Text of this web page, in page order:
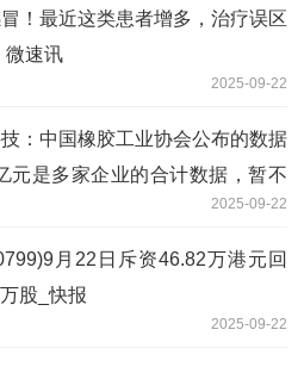
！最近这类患者增多，治疗误区
微速讯
2025-09-22
：中国橡胶工业协会公布的数据
元是多家企业的合计数据，暂不
2025-09-22
月22日斥资46.82万港元回
股_快报
2025-09-22